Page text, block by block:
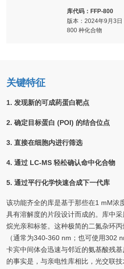
库代码：FFP-800
版本：2024年9月3日
800 种化合物
关键特征
1. 发现新的可成药蛋白靶点
2. 确定目标蛋白 (POI) 的结合位点
3. 直接在细胞内进行筛选
4. 通过 LC-MS 轻松确认命中化合物
5. 通过平行化学快速合成下一代库
该功能齐全的库是基于那些在1 mM浓
具有溶解度的片段设计而成的。库中
烷光亲和标签。这种极简的二氮杂环
（通常为340-360 nm；也可使用302
卡宾中间体会迅速与邻近的氨基酸残
的事实是，与亲电性库相比，光交联